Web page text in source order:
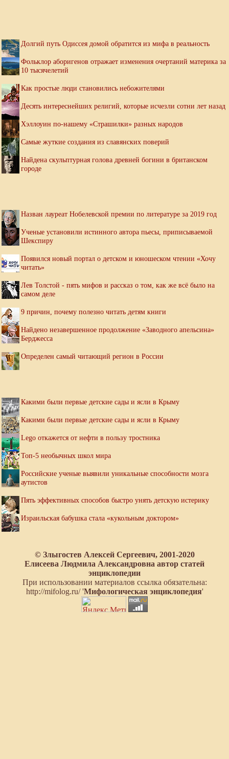
Долгий путь Одиссея домой обратится из мифа в реальность
Фольклор аборигенов отражает изменения очертаний материка за
10 тысячелетий
Как простые люди становились небожителями
Десять интереснейших религий, которые исчезли сотни лет назад
Хэллоуин по-нашему «Страшилки» разных народов
Самые жуткие создания из славянских поверий
Найдена скульптурная голова древней богини в британском
городе
Назван лауреат Нобелевской премии по литературе за 2019 год
Ученые установили истинного автора пьесы, приписываемой
Шекспиру
Появился новый портал о детском и юношеском чтении «Хочу
читать»
Лев Толстой - пять мифов и рассказ о том, как же всё было на
самом деле
9 причин, почему полезно читать детям книги
Найдено незавершенное продолжение «Заводного апельсина»
Берджесса
Определен самый читающий регион в России
Какими были первые детские сады и ясли в Крыму
Какими были первые детские сады и ясли в Крыму
Lego откажется от нефти в пользу тростника
Топ-5 необычных школ мира
Российские ученые выявили уникальные способности мозга
аутистов
Пять эффективных способов быстро унять детскую истерику
Израильская бабушка стала «кукольным доктором»
© Злыгостев Алексей Сергеевич, 2001-2020
Елисеева Людмила Александровна автор статей
энциклопедии
При использовании материалов ссылка обязательна:
http://mifolog.ru/ 'Мифологическая энциклопедия'